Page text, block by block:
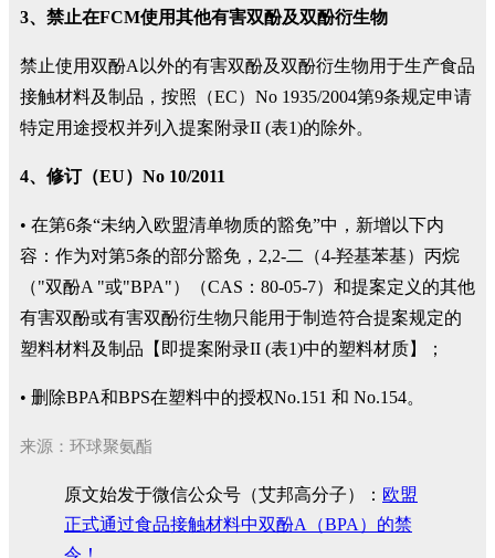
3、禁止在FCM使用其他有害双酚及双酚衍生物
禁止使用双酚A以外的有害双酚及双酚衍生物用于生产食品
接触材料及制品，按照（EC）No 1935/2004第9条规定申请
特定用途授权并列入提案附录II (表1)的除外。
4、修订（EU）No 10/2011
• 在第6条“未纳入欧盟清单物质的豁免”中，新增以下内
容：作为对第5条的部分豁免，2,2-二（4-羟基苯基）丙烷
（"双酚A "或"BPA"）（CAS：80-05-7）和提案定义的其他
有害双酚或有害双酚衍生物只能用于制造符合提案规定的
塑料材料及制品【即提案附录II (表1)中的塑料材质】；
• 删除BPA和BPS在塑料中的授权No.151 和 No.154。
来源：环球聚氨酯
原文始发于微信公众号（艾邦高分子）： 欧盟
正式通过食品接触材料中双酚A（BPA）的禁
令！